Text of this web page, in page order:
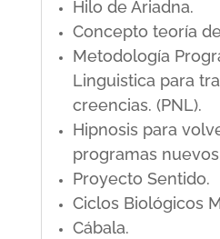
Hilo de Ariadna.
Concepto teoría
Metodología
Linguistica para
creencias. (PNL).
Hipnosis para
programas
Proyecto Sentido.
Ciclos Biológicos
Cábala.